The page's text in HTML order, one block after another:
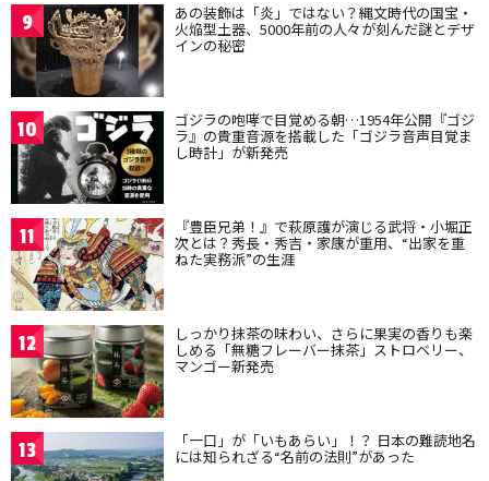
9 あの装飾は「炎」ではない？縄文時代の国宝・
火焔型土器、5000年前の人々が刻んだ謎とデザ
インの秘密
10 ゴジラの咆哮で目覚める朝…1954年公開『ゴジ
ラ』の貴重音源を搭載した「ゴジラ音声目覚ま
し時計」が新発売
11 『豊臣兄弟！』で萩原護が演じる武将・小堀正
次とは？秀長・秀吉・家康が重用、“出家を重
ねた実務派”の生涯
12 しっかり抹茶の味わい、さらに果実の香りも楽
しめる「無糖フレーバー抹茶」ストロベリー、
マンゴー新発売
13 「一口」が「いもあらい」！？ 日本の難読地名
には知られざる“名前の法則”があった